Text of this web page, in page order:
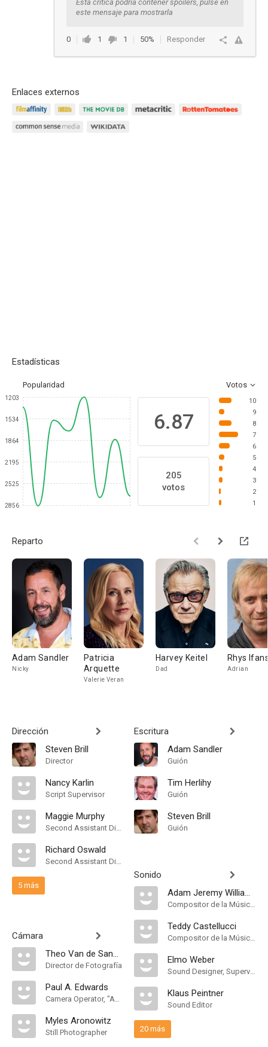
Esta crítica podría contener spoilers, pulse en
este mensaje para mostrarla
0 1 1 50% Responder
Enlaces externos
Estadísticas
Popularidad Votos
1203
1534
1864
2195
2525
2856
6.87
205
votos
10
9
8
7
6
5
4
3
2
1
Reparto
Adam Sandler
Nicky
Patricia
Arquette
Valerie Veran
Harvey Keitel
Dad
Rhys
Adrian
Dirección
Steven Brill
Director
Nancy Karlin
Script Supervisor
Maggie Murphy
Second Assistant Director
Richard Oswald
Second Assistant Director
5 más
Cámara
Theo Van de Sande
Director de Fotografía
Paul A. Edwards
Camera Operator, "A" Camera Operator
Myles Aronowitz
Still Photographer
Escritura
Adam Sandler
Guión
Tim Herlihy
Guión
Steven Brill
Guión
Sonido
Adam Jeremy Williams
Compositor de la Música Original
Teddy Castellucci
Compositor de la Música Original
Elmo Weber
Sound Designer, Supervising Sound Editor
Klaus Peintner
Sound Editor
20 más